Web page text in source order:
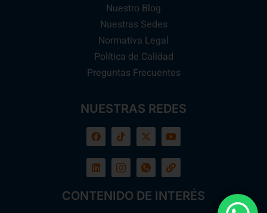
Nuestro Blog
Nuestras Sedes
Normativa Legal
Política de Calidad
Preguntas Frecuentes
NUESTRAS REDES
CONTENIDO DE INTERÉS